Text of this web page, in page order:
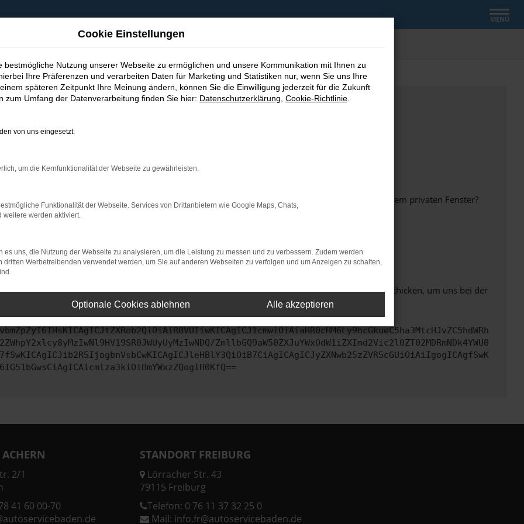
MENÜ
bestimmter Seiten verhindern. Funktioniert die Seite in einem anderen Browser oder in einem privaten Fenster?
beheben.
auf dem neuesten Stand sind.
kann auch dazu führen, dass bestimmte Funktionen nicht mehr unterstützt werden.
uns bitte. Wir werden versuchen, das Problem zu beheben. Du kannst uns diesen Text schicken, um uns bei der
ZmllbGQ9aW50ZXJuYWxOdW1iZXImd2Vic2l0ZT02MDRmNDk4YWU0
2/1
41 60 00-70
STANDORT FREIBURG
Lörracher Str. 43
79115 Freiburg
Telefon: 0 76 11 37 32 25 0
Mail: info.fr@autoservicebaden.de
Cookie Einstellungen
bestmögliche Nutzung unserer Webseite zu ermöglichen und unsere Kommunikation mit Ihnen zu
Ihre Präferenzen und verarbeiten Daten für Marketing und Statistiken nur, wenn Sie uns Ihre
späteren Zeitpunkt Ihre Meinung ändern, können Sie die Einwilligung jederzeit für die Zukunft
zum Umfang der Datenverarbeitung finden Sie hier: Datenschutzerklärung Cookie-Richtlinie
von uns eingesetzt:
um die Kernfunktionalität der Webseite zu gewährleisten.
Funktionalität der Webseite. Services von Drittanbietern wie Google Maps, Chats,
weitere werden aktiviert.
es uns, die Nutzung der Webseite zu analysieren, um die Leistung zu messen und zu verbessern. Zudem werden
dritten Werbetreibenden verwendet werden, um Sie auf anderen Webseiten zu verfolgen und um Anzeigen zu schalten,
Optionale Cookies ablehnen Alle akzeptieren